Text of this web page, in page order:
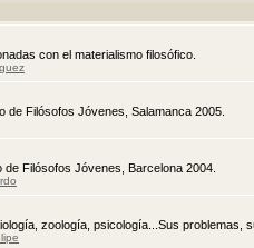
con el materialismo filosófico.
de Filósofos Jóvenes, Salamanca 2005.
Filósofos Jóvenes, Barcelona 2004.
zoología, psicología...Sus problemas,